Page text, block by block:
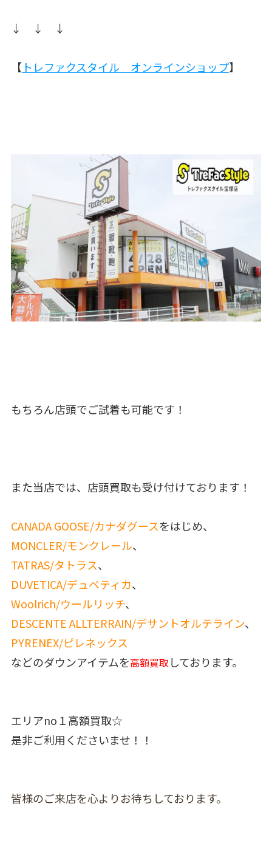
↓ ↓ ↓
【トレファクスタイル オンラインショップ】
もちろん店頭でご試着も可能です！
また当店では、店頭買取も受け付けております！
CANADA GOOSE/カナダグースをはじめ、
MONCLER/モンクレール、
TATRAS/タトラス、
DUVETICA/デュベティカ、
Woolrich/ウールリッチ、
DESCENTE ALLTERRAIN/デサントオルテライン、
PYRENEX/ピレネックス
などのダウンアイテムを高額買取 しております。
エリアno１高額買取☆
是非ご利用くださいませ！！
皆様のご来店を心よりお待ちしております。